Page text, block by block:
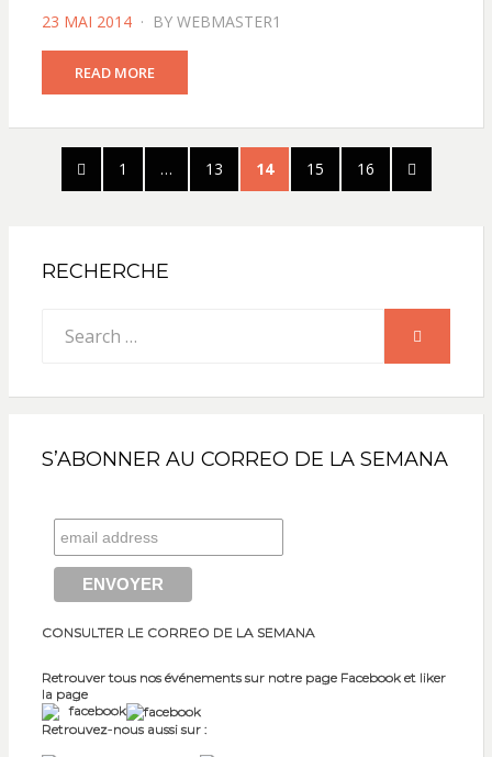
POSTED
23 MAI 2014 BY WEBMASTER1
READ MORE
Pagination
PREVIOUS
PAGE
PAGE
1 … PAGE
13 PAGE
14 PAGE
15 PAGE
16
NEXT
PAGE
RECHERCHE
for:
SEARCH
S’ABONNER AU CORREO DE LA SEMANA
CONSULTER LE CORREO DE LA SEMANA
Retrouver tous nos événements sur notre page Facebook et liker
la page
facebook
Retrouvez-nous aussi sur :